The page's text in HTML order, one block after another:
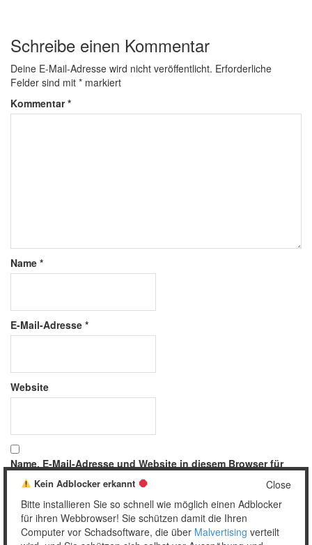
Schreibe einen Kommentar
Deine E-Mail-Adresse wird nicht veröffentlicht. Erforderliche
Felder sind mit * markiert
Kommentar*
Name *
E-Mail-Adresse *
Website
Name, E-Mail-Adresse und Website in diesem Browser für
meinen nächsten Kommentar speichern.
Close
Kein Adblocker erkannt
Bitte installieren Sie so schnell wie möglich einen Adblocker
für ihren Webbrowser! Sie schützen damit die Ihren
Computer vor Schadsoftware, die über Malvertising verteilt